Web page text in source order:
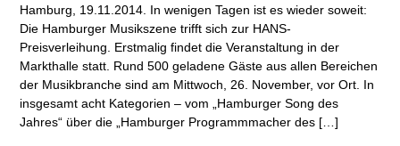
Hamburg, 19.11.2014. In wenigen Tagen ist es wieder soweit:
Die Hamburger Musikszene trifft sich zur HANS-
Preisverleihung. Erstmalig findet die Veranstaltung in der
Markthalle statt. Rund 500 geladene Gäste aus allen Bereichen
der Musikbranche sind am Mittwoch, 26. November, vor Ort. In
insgesamt acht Kategorien – vom „Hamburger Song des
Jahres“ über die „Hamburger Programmmacher des […]